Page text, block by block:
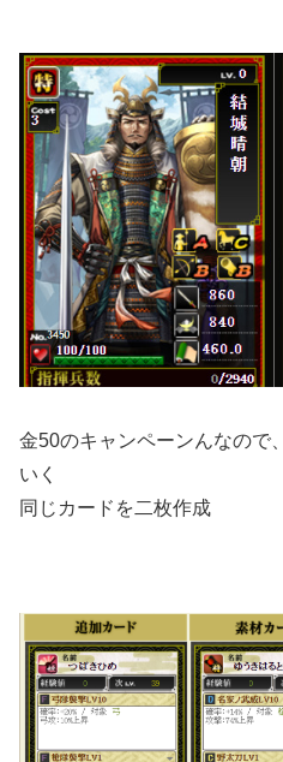
金50のキャンペーンんなので
いく
同じカードを二枚作成